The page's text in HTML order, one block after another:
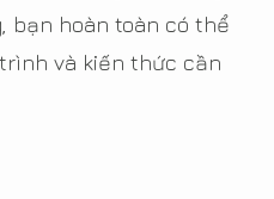
bạn hoàn toàn có thể
và kiến thức cần